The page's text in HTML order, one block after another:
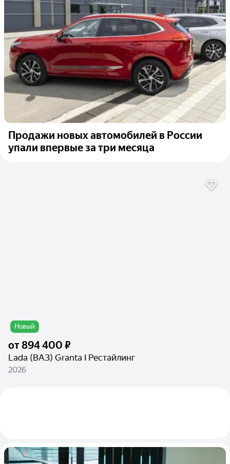
Продажи новых автомобилей в России
упали впервые за три месяца
Новый
от894 400 ₽
Lada (ВАЗ) Granta I Рестайлинг
2026